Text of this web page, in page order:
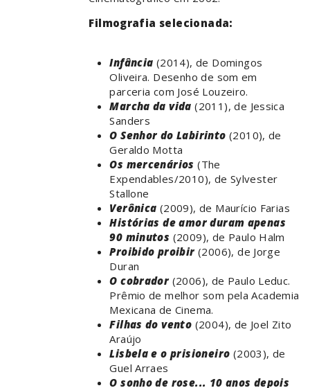
Filmografia selecionada:
Infância (2014), de Domingos
Oliveira. Desenho de som em
parceria com José Louzeiro.
Marcha da vida (2011), de Jessica
Sanders
O Senhor do Labirinto (2010), de
Geraldo Motta
Os mercenários(The
Expendables/2010), de Sylvester
Stallone
Verônica (2009), de Maurício Farias
Histórias de amor duram apenas
90 minutos (2009), de Paulo Halm
Proibido proibir (2006), de Jorge
Duran
O cobrador (2006), de Paulo Leduc.
Prêmio de melhor som pela Academia
Mexicana de Cinema.
Filhas do vento (2004), de Joel Zito
Araújo
Lisbela e o prisioneiro (2003), de
Guel Arraes
O sonho de rose... 10 anos depois